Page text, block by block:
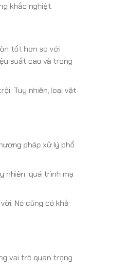
khắc nghiệt.
tốt hơn so với
suất cao và trong
Tuy nhiên, loại vật
pháp xử lý phổ
nhiên, quá trình mạ
Nó cũng có khả
vai trò quan trọng